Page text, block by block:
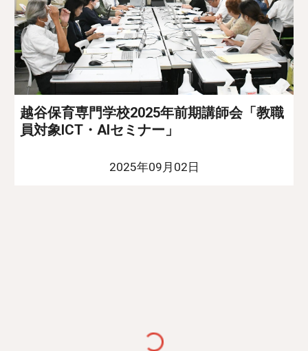
越谷保育専門学校2025年前期講師会「教職
員対象ICT・AIセミナー」
2025年09月02日